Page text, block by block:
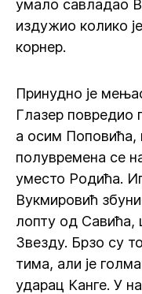
умало савладао
издужио колико
корнер.
Принудно је
Глазер повредио
а осим Поповића,
полувремена се
уместо Родића.
Вукмировић
лопту од Савића,
Звезду. Брзо су
тима, али је
ударац Канге. У